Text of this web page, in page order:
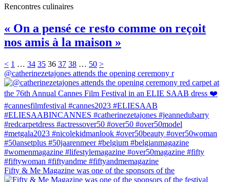
Rencontres culinaires
« On a pensé ce resto comme on reçoit
nos amis à la maison »
< 1 … 34 35 36 37 38 … 50 >
@catherinezetajones attends the opening ceremony r
Fifty & Me Magazine was one of the sponsors of the